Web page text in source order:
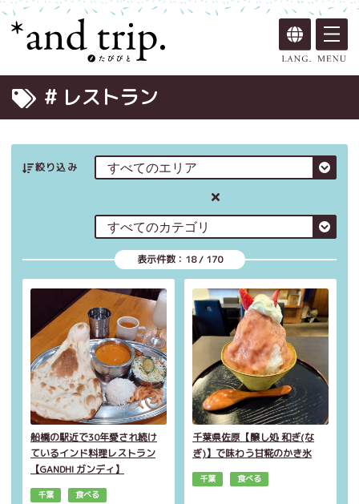
# レストラン
絞り込み
表示件数： 18/ 170
船橋の駅近で30年愛され続け
ているインド料理レストラン
【GANDHI ガンディ】
千葉 食べる
千葉県佐原【醸し処 和ぎ(な
ぎ)】で味わう甘糀のかき氷
千葉 食べる